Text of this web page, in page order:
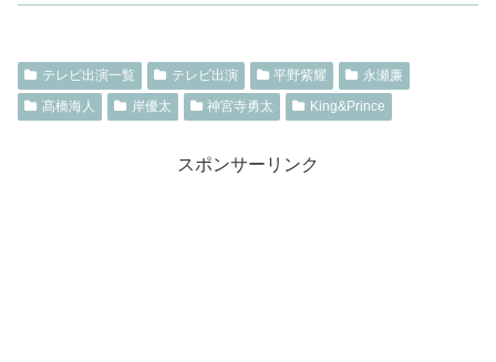
テレビ出演一覧 テレビ出演 平野紫耀
永瀬廉
髙橋海人
岸優太 神宮寺勇太 King&Prince
スポンサーリンク